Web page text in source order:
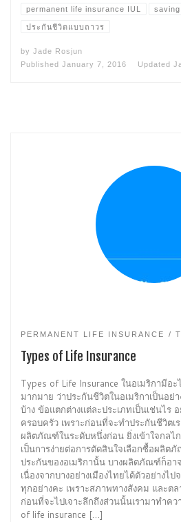
permanent life insurance IUL
ประกันชีวิตแบบถาวร
by Jade Rosjun
Published January 7, 2016 Updated
PERMANENT LIFE INSURANCE
Types of Life Insurance
Types of Life Insurance ในอเมริกามีอ
มากมาย ว่าประกันชีวิตในอเมริกาเป็นอย่า
บ้าง ข้อแตกต่างแต่ละประเภทเป็นเช่นไร
ครอบครัว เพราะก่อนที่จะทำประกันชีวิตเ
ผลิตภัณฑ์ในระดับหนึ่งก่อน ยิ่งเข้าใจกลไ
เป็นการง่ายต่อการตัดสินใจเลือกซื้อผลิ
ประกันของอเมริกานั้น บางผลิตภัณฑ์ก็อา
เนื่องจากบางอย่างเมืองไทยได้ตัวอย่างไ
ทุกอย่างคะ เพราะสภาพทางสังคม และต
ก่อนที่จะไปเจาะลึกถึงส่วนนั้นเรามาทำค
of life insurance […]